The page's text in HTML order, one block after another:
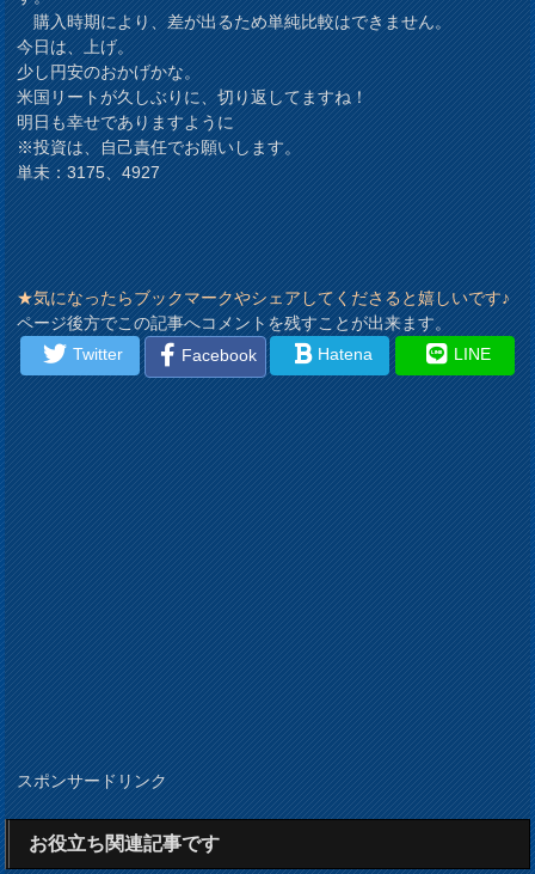
購入時期により、差が出るため単純比較はできません。
今日は、上げ。
少し円安のおかげかな。
米国リートが久しぶりに、切り返してますね！
明日も幸せでありますように
※投資は、自己責任でお願いします。
単未：3175、4927
★気になったらブックマークやシェアしてくださると嬉しいです♪
ページ後方でこの記事へコメントを残すことが出来ます。
Twitter
Facebook Hatena LINE
スポンサードリンク
お役立ち関連記事です